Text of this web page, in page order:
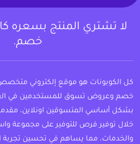
لا تشتري المنتج بسعره
خصم.
كل الكوبونات هو موقع إلكتروني
خصم وعروض تسوق للمستخدمين في
بشكل أساسي المتسوقين اونلاين،
خلال توفير فرص للتوفير على مجموعة
والخدمات، مما يساهم في تحسين تجربة